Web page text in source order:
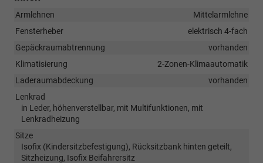
Armlehnen
Mittelarmlehne
Fensterheber
elektrisch 4-fach
Gepäckraumabtrennung
vorhanden
Klimatisierung
2-Zonen-Klimaautomatik
Laderaumabdeckung
vorhanden
Lenkrad
in Leder, höhenverstellbar, mit Multifunktionen, mit
Lenkradheizung
Sitze
Isofix (Kindersitzbefestigung), Rücksitzbank hinten geteilt,
Sitzheizung, Isofix Beifahrersitz